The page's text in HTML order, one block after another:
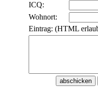
ICQ:
Wohnort:
Eintrag: (HTML